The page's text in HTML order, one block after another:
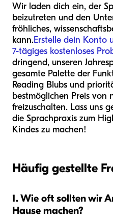
Wir laden dich ein, der
beizutreten und den
fröhliches,
kann.Erstelle dein Konto
7-tägiges kostenloses
dringend, unseren
gesamte Palette der
Reading Blubs und
bestmöglichen Preis von
freizuschalten. Lass uns
die Sprachpraxis zum
Kindes zu machen!
Häufig gestellte
1. Wie oft sollten wir
Hause machen?